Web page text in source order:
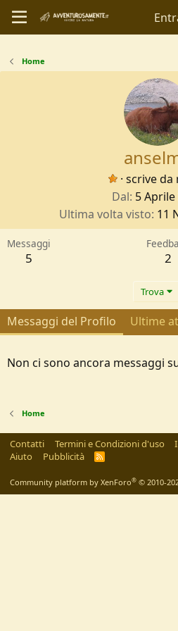
Home
· scrive da
Dal 5 Aprile
Ultima volta visto 11
Messaggi
5 2
Trova
Messaggi del Profilo Ultime
Non ci sono ancora messaggi
Home
Contatti Termini e Condizioni d'uso
Aiuto
Pubblicità
R
Community platform by XenForo® © 2010-